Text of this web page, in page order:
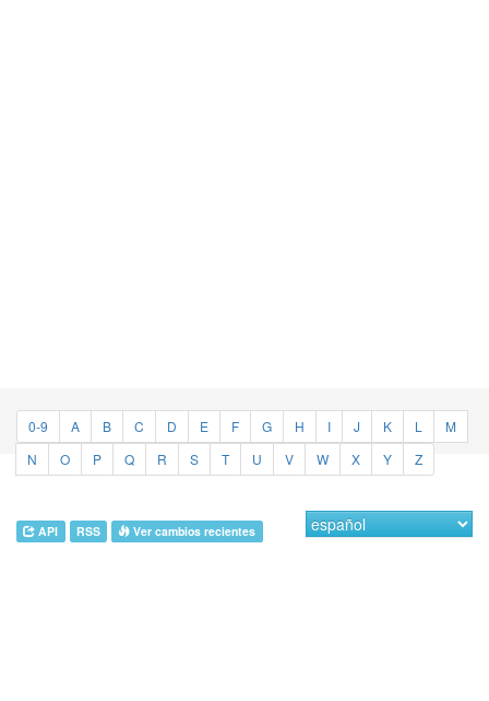
0-9 A B C D E F G H I J K L
M
N
O P Q R S T U V W X Y Z
API RSS Ver cambios recientes